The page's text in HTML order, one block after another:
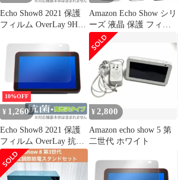
Echo Show8 2021 保護
フィルム OverLay 9H
Show 8 第2世代 2021年
モデル 9H 高硬度 映り
こみを低減する低反射
タイプ
Amazon Echo Show シリ
ーズ 液晶 保護 フィル
ム 2枚セット マット ア
ンチグレア TPU 互換
多機種 11 10 8 5 世代 3
2 1 対応 画面 シート シ
ール 撥水 キズ 汚れ 防
止 衝撃吸収
10%OFF
¥ 1,260
Echo Show8 2021 保護
フィルム OverLay 抗菌
Brilliant for Amazon
Echo Show 8 第2世代
2021年モデル Hydro
¥ 2,800
Amazon echo show 5 第
二世代 ホワイト